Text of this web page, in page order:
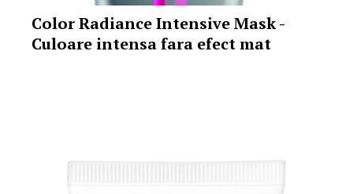
Color Radiance Intensive Mask -
Culoare intensa fara efect mat